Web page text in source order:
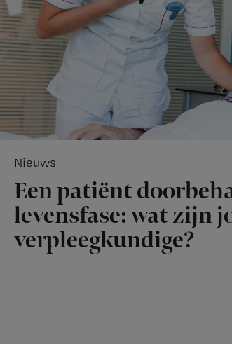
Nieuws
Een patiënt
levensfase: wat zijn
verpleegkundige?